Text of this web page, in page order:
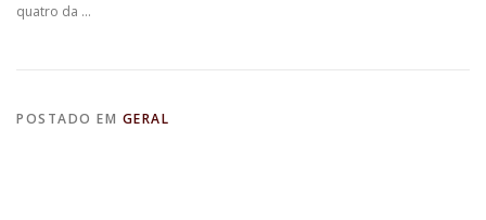
quatro da …
POSTADO EM GERAL